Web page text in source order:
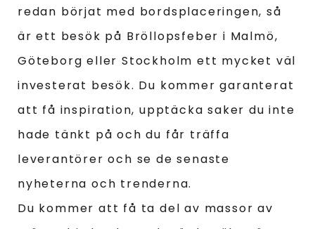
redan börjat med bordsplaceringen, så
är ett besök på Bröllopsfeber i Malmö,
Göteborg eller Stockholm ett mycket väl
investerat besök. Du kommer garanterat
att få inspiration, upptäcka saker du inte
hade tänkt på och du får träffa
leverantörer och se de senaste
nyheterna och trenderna.
Du kommer att få ta del av massor av